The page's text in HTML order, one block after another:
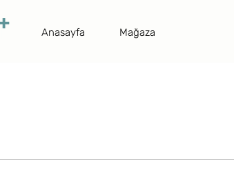
Anasayfa Mağaza